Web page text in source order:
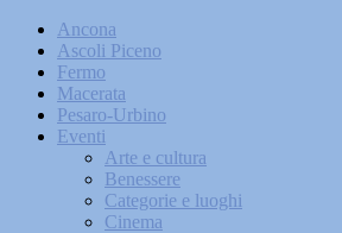
Ancona
Ascoli Piceno
Fermo
Macerata
Pesaro-Urbino
Eventi
Arte e cultura
Benessere
Categorie e luoghi
Cinema